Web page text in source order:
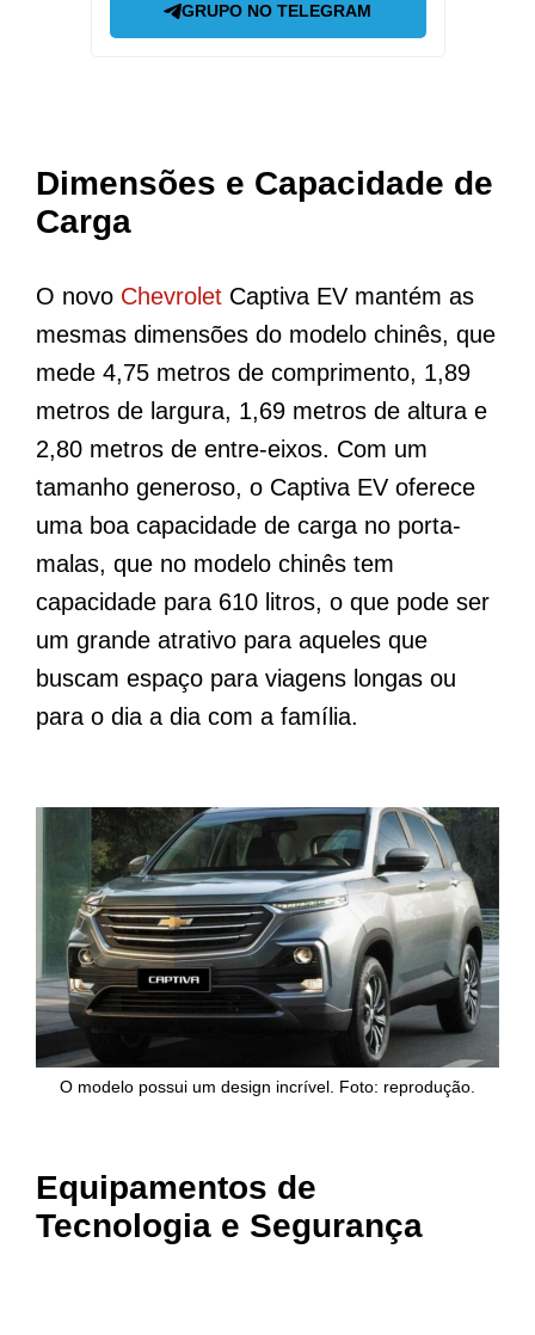
GRUPO NO TELEGRAM
Dimensões e Capacidade de
Carga
O novo Chevrolet Captiva EV mantém as
mesmas dimensões do modelo chinês, que
mede 4,75 metros de comprimento, 1,89
metros de largura, 1,69 metros de altura e
2,80 metros de entre-eixos. Com um
tamanho generoso, o Captiva EV oferece
uma boa capacidade de carga no porta-
malas, que no modelo chinês tem
capacidade para 610 litros, o que pode ser
um grande atrativo para aqueles que
buscam espaço para viagens longas ou
para o dia a dia com a família.
O modelo possui um design incrível. Foto: reprodução.
Equipamentos de
Tecnologia e Segurança